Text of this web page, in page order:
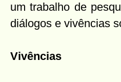
um trabalho de
diálogos e vivências
Vivências